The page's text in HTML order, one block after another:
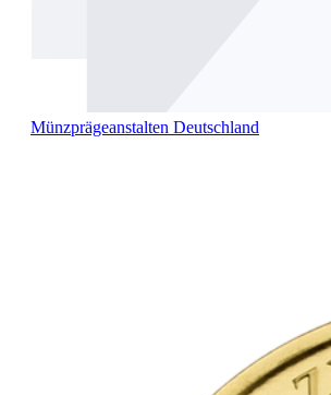
Münzprägeanstalten Deutschland